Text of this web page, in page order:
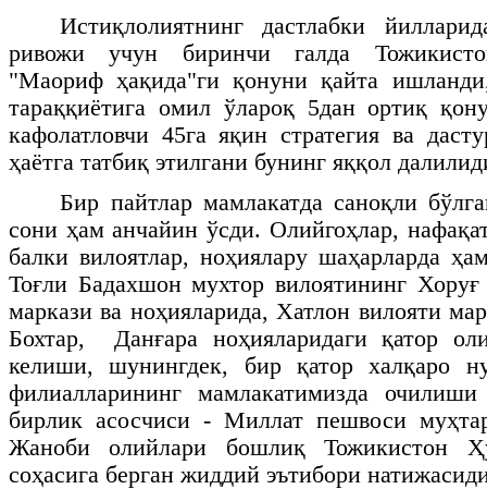
Истиқлолиятнинг дастлабки
ривожи учун биринчи галда
"Маориф ҳақида"ги қонуни қайта
тараққиётига омил ўлароқ 5дан ортиқ
кафолатловчи 45га яқин стратегия ва
ҳаётга татбиқ этилгани бунинг яққол
Бир пайтлар мамлакатда саноқли
сони ҳам анчайин ўсди. Олийгоҳлар,
балки вилоятлар, ноҳиялару шаҳарларда
Тоғли Бадахшон мухтор вилоятининг
маркази ва ноҳияларида, Хатлон вилояти
Бохтар, Данғара ноҳияларидаги қатор
келиши, шунингдек, бир қатор халқаро
филиалларининг мамлакатимизда
бирлик асосчиси - Миллат пешвоси
Жаноби олийлари бошлиқ Тожикистон
соҳасига берган жиддий эътибори